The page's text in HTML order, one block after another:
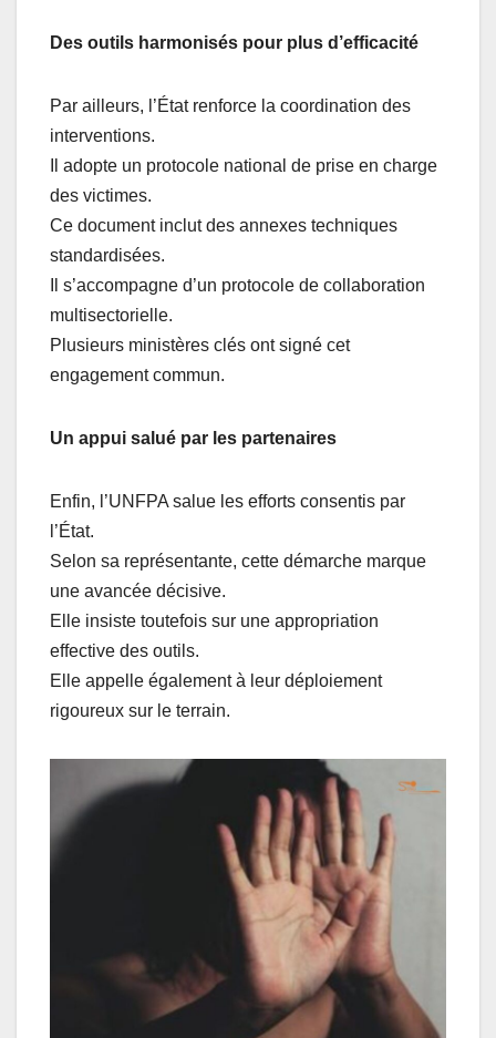
Des outils harmonisés pour plus d’efficacité
Par ailleurs, l’État renforce la coordination des
interventions.
Il adopte un protocole national de prise en charge
des victimes.
Ce document inclut des annexes techniques
standardisées.
Il s’accompagne d’un protocole de collaboration
multisectorielle.
Plusieurs ministères clés ont signé cet
engagement commun.
Un appui salué par les partenaires
Enfin, l’UNFPA salue les efforts consentis par
l’État.
Selon sa représentante, cette démarche marque
une avancée décisive.
Elle insiste toutefois sur une appropriation
effective des outils.
Elle appelle également à leur déploiement
rigoureux sur le terrain.